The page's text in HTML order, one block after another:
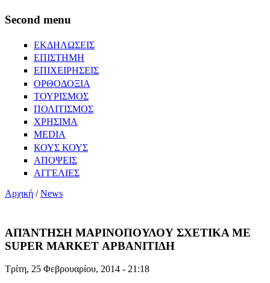
Second menu
ΕΚΔΗΛΩΣΕΙΣ
ΕΠΙΣΤΗΜΗ
ΕΠΙΧΕΙΡΗΣΕΙΣ
ΟΡΘΟΔΟΞΙΑ
ΤΟΥΡΙΣΜΟΣ
ΠΟΛΙΤΙΣΜΟΣ
ΧΡΗΣΙΜΑ
MEDIA
ΚΟΥΣ ΚΟΥΣ
ΑΠΟΨΕΙΣ
ΑΓΓΕΛΙΕΣ
Αρχική /News
ΑΠΆΝΤΗΣΗ ΜΑΡΙΝΟΠΟΥΛΟΥ ΣΧΕΤΙΚΑ ΜΕ
SUPER MARKET ΑΡΒΑΝΙΤΙΔΗ
Τρίτη, 25 Φεβρουαρίου, 2014 - 21:18